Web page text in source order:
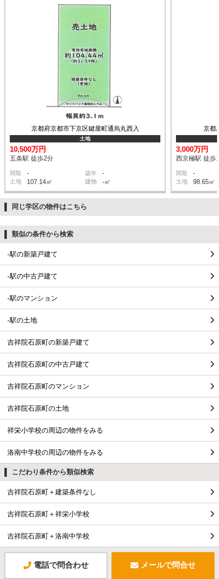
京都府京都市下京区鍵屋町通烏丸西入
土地
10,500万円
五条駅 徒歩2分
間取 - 築年 -
土地 107.14㎡ 建物 -㎡
京都
3,000万円
西京極駅 徒歩
間取 -
土地 98.65㎡
同じ学区の物件はこちら
類似の条件から検索
-駅の新築戸建て
-駅の中古戸建て
-駅のマンション
-駅の土地
吉祥院石原町の新築戸建て
吉祥院石原町の中古戸建て
吉祥院石原町のマンション
吉祥院石原町の土地
祥栄小学校の周辺の物件をみる
洛南中学校の周辺の物件をみる
こだわり条件から類似検索
吉祥院石原町＋建築条件なし
吉祥院石原町＋祥栄小学校
吉祥院石原町＋洛南中学校
電話で問合わせ メールで問合せ